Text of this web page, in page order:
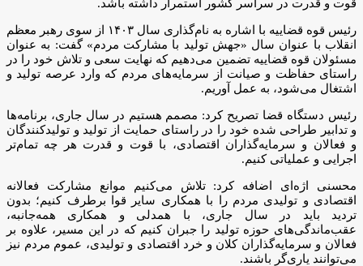
قوت و قدرت در سراسر کشور استمرار داشته باشد.
رئیس قوه قضاییه با اشاره به نام‌گذاری سال ۱۴۰۳ از سوی رهبر معظم
انقلاب با عنوان سال «جهش تولید با مشارکت مردم» گفت: به عنوان
مسئولان قوه قضاییه تضمین می‌دهیم که نهایت سعی و تلاش خود را در
راستای حفاظت و صیانت از سرمایه‌های مردم که وارد عرصه تولید و
اشتغال می‌شود، به عمل آوریم.
رئیس دستگاه قضا تصریح کرد: مصمم هستیم در سال جاری، برنامه‌ها
و تدابیر طراحی شده خود را در راستای حمایت از تولید و تولیدکنندگان
و فعالان و سرمایه‌گذاران اقتصادی، با قوت و قدرت هر چه تمام‌تر
اجرایی و عملیاتی کنیم.
محسنی اژه‌ای اضافه کرد: تلاش می‌کنیم موانع مشارکت فعالانه
اقتصادی و تولیدی مردم را با همکاری سایر قوا برطرف کنیم؛ بدون
تردید باید در سال جاری، با همدلی و همکاری همه‌جانبه،
عقب‌ماندگی‌های حوزه تولید را جبران کنیم که در این مسیر، علاوه بر
فعالان و سرمایه‌گذاران کلان و خرد اقتصادی و تولیدی، عموم مردم نیز
می‌توانند یاری‌گر باشند.